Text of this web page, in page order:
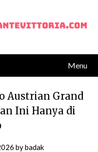
Menu
Austrian Grand
Ini Hanya di
bybadak